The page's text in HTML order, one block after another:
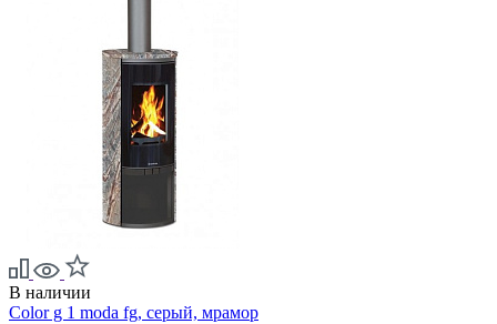
В наличии
Color g 1 moda fg, серый, мрамор